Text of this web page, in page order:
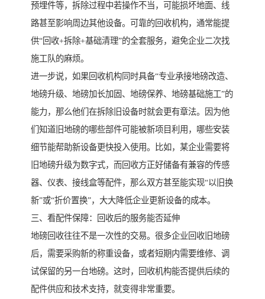
预埋件等，拆除过程中若操作不当，可能损坏地面、线
路甚至影响周边其他设备。可靠的回收机构，通常能提
供“回收+拆除+基础清理”的全套服务，避免企业二次找
施工队的麻烦。
进一步说，如果回收机构同时具备“专业承接地磅改造、
地磅升级、地磅加长加固、地磅保养、地磅基础施工”的
能力，那么他们在拆除旧设备时就会更有章法。因为他
们知道旧地磅的哪些部件可能被新项目利用，哪些安装
细节能帮助新设备更快投入使用。比如，某企业需要将
旧地磅升级为数字式，而回收方正好储备有兼容的传感
器、仪表、接线盒等配件，那么双方甚至能实现“以旧换
新”或“折价置换”，大大降低企业更新设备的成本。
三、看配件保障：回收后的服务能否延伸
地磅回收往往不是一次性的交易。很多企业回收旧地磅
后，需要采购新的称重设备，或者短期内需要维修、调
试保留的另一台地磅。这时，回收机构能否提供后续的
配件供应和技术支持，就变得非常重要。